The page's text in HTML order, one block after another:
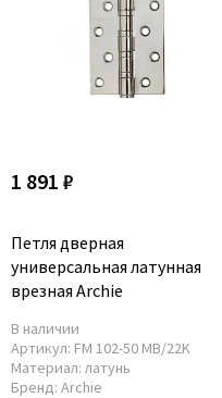
Доводчики
Итальянская
1 891 ₽
Петля дверная
универсальная латунная
врезная Archie
В наличии
Артикул: FM 102-50 MB/22K
Материал: латунь
Бренд: Archie